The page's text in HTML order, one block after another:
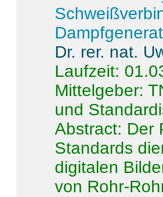
Dr. rer. nat.
Laufzeit:
Mittelgeber:
und
Abstract: Der
Standards
digitalen
von Rohr-